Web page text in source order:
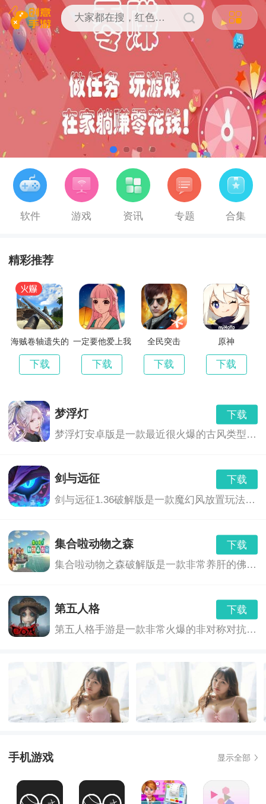
软件 游戏 资讯 专题 合集
精彩推荐
海贼卷轴遗失的
下载
一定要他爱上我
下载
全民突击
下载
原神
下载
梦浮灯
下载
梦浮灯安卓版是一款最近很火爆的古风类型的恋爱手机游戏。梦浮灯游戏中有着精美的画面和音效，中国风的画风，各具特色的男对象，精彩的CG动画，根据你的选择也会产生不同的结局。
剑与远征
下载
剑与远征1.36破解版是一款魔幻风放置玩法的卡牌养成游戏,玩家们将会继承神灵的意志,前去讨伐黑暗之力,这里拥有着非常奇幻的游...,剑与远征1.36破解版免费下载地址...
集合啦动物之森
下载
集合啦动物之森破解版是一款非常养肝的佛系游戏,不像一般的种田游戏一样需要爆肝刷材料,最主要的玩法还是社交,你可以和好朋友们在...,集合啦动物之森免费下载地址...
第五人格
下载
第五人格手游是一款非常火爆的非对称对抗竞技手游，游戏有着维多利亚时代画风，悬疑烧脑剧情，刺激的1V4“猫鼠追逃游戏”的对抗玩法，都将给玩家带来全新的游戏体验。
手机游戏 显示全部